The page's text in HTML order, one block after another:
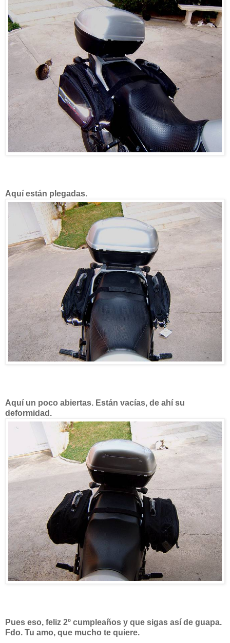
Aquí están plegadas.
Aquí un poco abiertas. Están vacías, de ahí su
deformidad.
Pues eso, feliz 2º cumpleaños y que sigas así de guapa.
Fdo. Tu amo, que mucho te quiere.